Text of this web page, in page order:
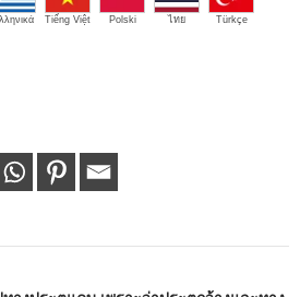
Tiếng Việt Polski ไทย Türkçe